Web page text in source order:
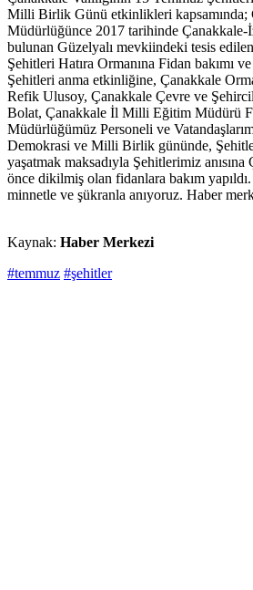
Milli Birlik Günü etkinlikleri kapsamında;
Müdürlüğünce 2017 tarihinde
bulunan Güzelyalı mevkiindeki tesis
Şehitleri Hatıra Ormanına Fidan bakımı
Şehitleri anma etkinliğine, Çanakkale
Refik Ulusoy, Çanakkale Çevre ve
Bolat, Çanakkale İl Milli Eğitim Müdürü
Müdürlüğümüz Personeli ve
Demokrasi ve Milli Birlik gününde,
yaşatmak maksadıyla Şehitlerimiz
önce dikilmiş olan fidanlara bakım
minnetle ve şükranla anıyoruz. Haber
Kaynak: Haber Merkezi
#temmuz #şehitler